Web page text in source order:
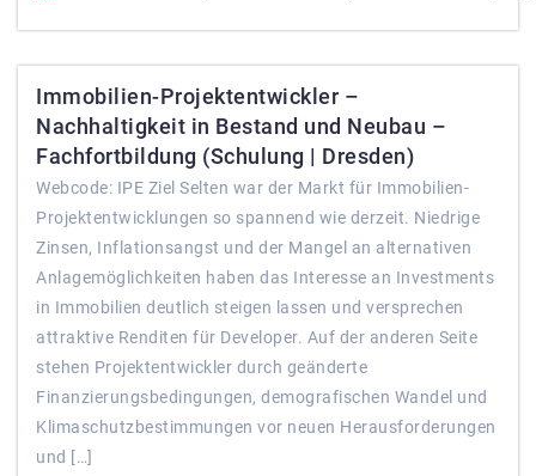
Immobilien-Projektentwickler –
Nachhaltigkeit in Bestand und Neubau –
Fachfortbildung (Schulung | Dresden)
Webcode: IPE Ziel Selten war der Markt für Immobilien-
Projektentwicklungen so spannend wie derzeit. Niedrige
Zinsen, Inflationsangst und der Mangel an alternativen
Anlagemöglichkeiten haben das Interesse an Investments
in Immobilien deutlich steigen lassen und versprechen
attraktive Renditen für Developer. Auf der anderen Seite
stehen Projektentwickler durch geänderte
Finanzierungsbedingungen, demografischen Wandel und
Klimaschutzbestimmungen vor neuen Herausforderungen
und […]